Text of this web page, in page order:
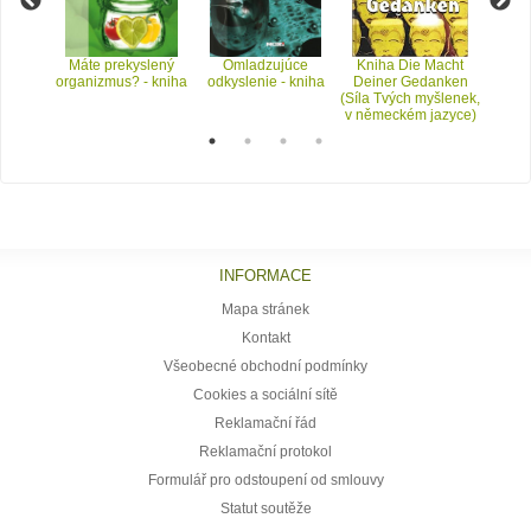
Máte prekyslený
organizmus? - kniha
Omladzujúce
odkyslenie - kniha
Kniha Die Macht
Deiner Gedanken
(Síla Tvých myšlenek,
v německém jazyce)
INFORMACE
Mapa stránek
Kontakt
Všeobecné obchodní podmínky
Cookies a sociální sítě
Reklamační řád
Reklamační protokol
Formulář pro odstoupení od smlouvy
Statut soutěže